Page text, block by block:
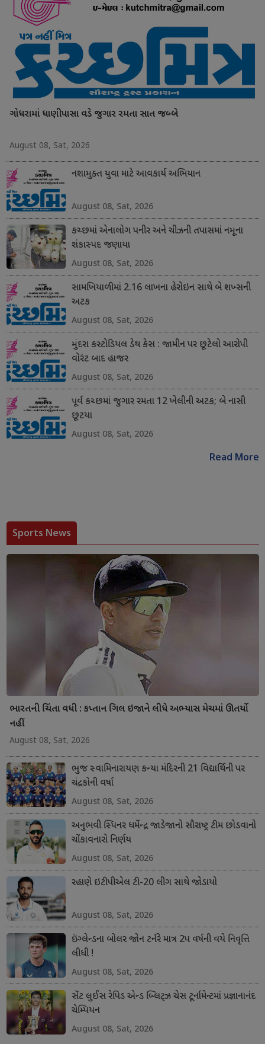
ગોધરામાં ધાણીપાસા વડે જુગાર રમતા સાત જબ્બે
August 08, Sat, 2026
નશામુક્ત યુવા માટે આવકાર્ય અભિયાન
August 08, Sat, 2026
કચ્છમાં એનાલોગ પનીર અને ચીઝની તપાસમાં નમૂના
શંકાસ્પદ જણાયા
August 08, Sat, 2026
સામખિયાળીમાં 2.16 લાખના હેરોઇન સાથે બે શખ્સની
અટક
August 08, Sat, 2026
મુંદરા કસ્ટોડિયલ ડેથ કેસ : જામીન પર છૂટેલો આરોપી
વોરંટ બાદ હાજર
August 08, Sat, 2026
પૂર્વ કચ્છમાં જુગાર રમતા 12 ખેલીની અટક; બે નાસી
છૂટયા
August 08, Sat, 2026
Read More
Sports News
ભારતની ચિંતા વધી : કપ્તાન ગિલ ઇજાને લીધે અભ્યાસ મેચમાં ઊતર્યો
નહીં
August 08, Sat, 2026
ભુજ સ્વામિનારાયણ કન્યા મંદિરની 21 વિદ્યાર્થિની પર
ચંદ્રકોની વર્ષા
August 08, Sat, 2026
અનુભવી સ્પિનર ધર્મેન્દ્ર જાડેજાનો સૌરાષ્ટ્ર ટીમ છોડવાનો
ચોંકાવનારો નિર્ણય
August 08, Sat, 2026
રહાણે ઇટીપીએલ ટી-20 લીગ સાથે જોડાયો
August 08, Sat, 2026
ઇંગ્લેન્ડના બોલર જોન ટર્નરે માત્ર 2પ વર્ષની વયે નિવૃત્તિ
લીધી !
August 08, Sat, 2026
સેંટ લુઈસ રેપિડ એન્ડ બ્લિટ્ઝ ચેસ ટૂર્નામેન્ટમાં પ્રજ્ઞાનાનંદ
ચેમ્પિયન
August 08, Sat, 2026